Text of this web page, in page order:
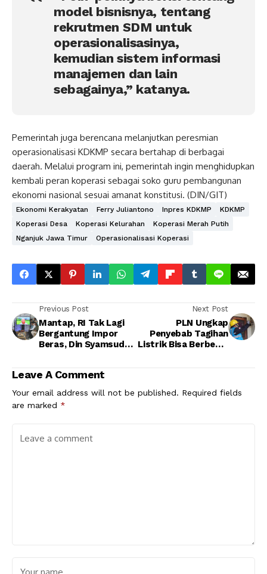
model bisnisnya, tentang
rekrutmen SDM untuk
operasionalisasinya,
kemudian sistem informasi
manajemen dan lain
sebagainya,” katanya.
Pemerintah juga berencana melanjutkan peresmian
operasionalisasi KDKMP secara bertahap di berbagai
daerah. Melalui program ini, pemerintah ingin menghidupkan
kembali peran koperasi sebagai soko guru pembangunan
ekonomi nasional sesuai amanat konstitusi. (DIN/GIT)
Ekonomi Kerakyatan Ferry Juliantono Inpres KDKMP
KDKMP
Koperasi Desa
Koperasi Kelurahan
Koperasi Merah Putih
Nganjuk Jawa Timur
Operasionalisasi Koperasi
Previous Post
Mantap, RI Tak Lagi
Bergantung Impor
Beras, Din Syamsudin
Next Post
PLN Ungkap
Penyebab Tagihan
Listrik Bisa Berbeda,
Leave A Comment
Your email address will not be published. Required fields
are marked *